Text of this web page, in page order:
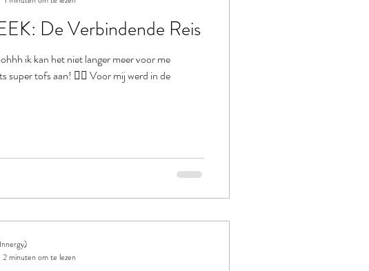
De Verbindende Reis
ik kan het niet langer meer voor me
super tofs aan! ❤️‍🔥 Voor mij werd in de
2 minuten om te lezen